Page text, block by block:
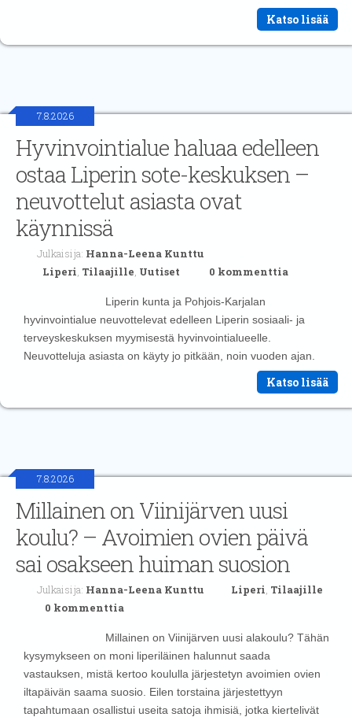
Katso lisää
7.8.2026
Hyvinvointialue haluaa edelleen
ostaa Liperin sote-keskuksen –
neuvottelut asiasta ovat
käynnissä
Julkaisija: Hanna-Leena Kunttu
Liperi, Tilaajille, Uutiset 0 kommenttia
Liperin kunta ja Pohjois-Karjalan
hyvinvointialue neuvottelevat edelleen Liperin sosiaali- ja
terveyskeskuksen myymisestä hyvinvointialueelle.
Neuvotteluja asiasta on käyty jo pitkään, noin vuoden ajan.
Katso lisää
7.8.2026
Millainen on Viinijärven uusi
koulu? – Avoimien ovien päivä
sai osakseen huiman suosion
Julkaisija: Hanna-Leena Kunttu Liperi, Tilaajille
0 kommenttia
Millainen on Viinijärven uusi alakoulu? Tähän
kysymykseen on moni liperiläinen halunnut saada
vastauksen, mistä kertoo koululla järjestetyn avoimien ovien
iltapäivän saama suosio. Eilen torstaina järjestettyyn
tapahtumaan osallistui useita satoja ihmisiä, jotka kiertelivät